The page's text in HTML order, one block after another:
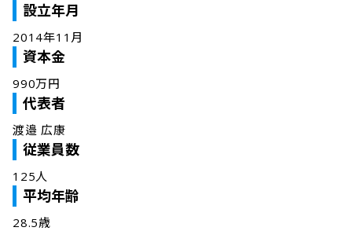
設立年月
2014年11月
資本金
990万円
代表者
渡邉 広康
従業員数
125人
平均年齢
28.5歳